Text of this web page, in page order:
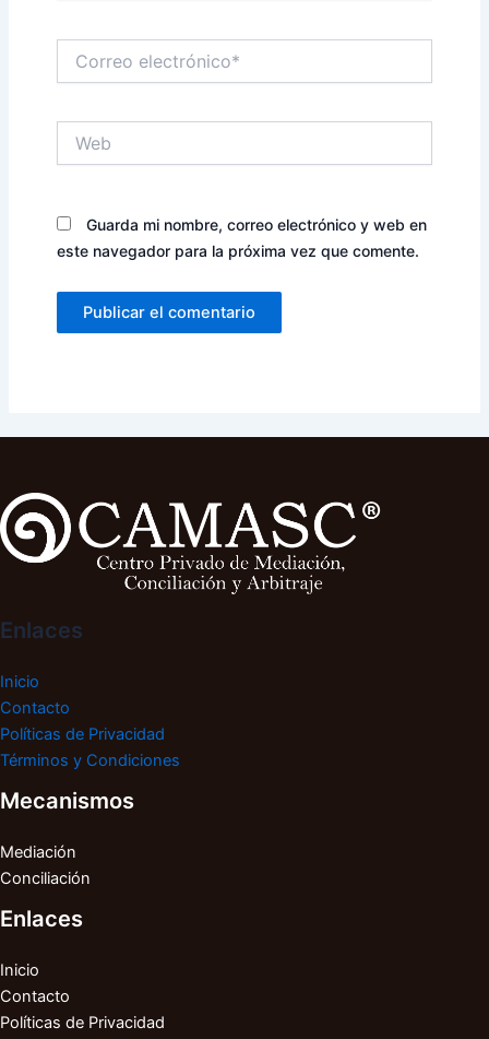
electrónico*
Guarda mi nombre, correo electrónico y web en
este navegador para la próxima vez que comente.
Enlaces
Inicio
Contacto
Políticas de Privacidad
Términos y Condiciones
Mecanismos
Mediación
Conciliación
Enlaces
Inicio
Contacto
Políticas de Privacidad